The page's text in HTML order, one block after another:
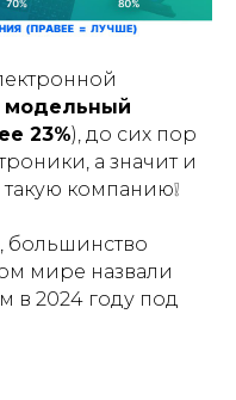
модельный
23%), до сих пор
а значит и
компанию❕
большинство
мире назвали
2024 году под